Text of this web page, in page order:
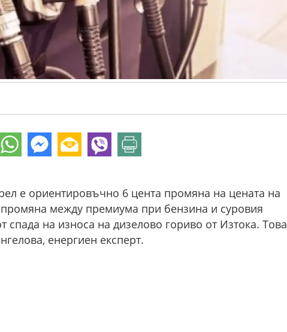
е ориентировъчно 6 цента промяна на цената на
между премиума при бензина и суровия
спада на износа на дизелово гориво от Изтока. Това
енергиен експерт.